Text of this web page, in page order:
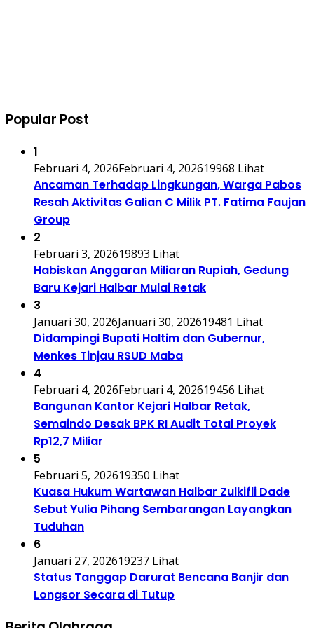
Popular Post
1
Februari 4, 2026Februari 4, 202619968 Lihat
Ancaman Terhadap Lingkungan, Warga Pabos
Resah Aktivitas Galian C Milik PT. Fatima Faujan
Group
2
Februari 3, 202619893 Lihat
Habiskan Anggaran Miliaran Rupiah, Gedung
Baru Kejari Halbar Mulai Retak
3
Januari 30, 2026Januari 30, 202619481 Lihat
Didampingi Bupati Haltim dan Gubernur,
Menkes Tinjau RSUD Maba
4
Februari 4, 2026Februari 4, 202619456 Lihat
Bangunan Kantor Kejari Halbar Retak,
Semaindo Desak BPK RI Audit Total Proyek
Rp12,7 Miliar
5
Februari 5, 202619350 Lihat
Kuasa Hukum Wartawan Halbar Zulkifli Dade
Sebut Yulia Pihang Sembarangan Layangkan
Tuduhan
6
Januari 27, 202619237 Lihat
Status Tanggap Darurat Bencana Banjir dan
Longsor Secara di Tutup